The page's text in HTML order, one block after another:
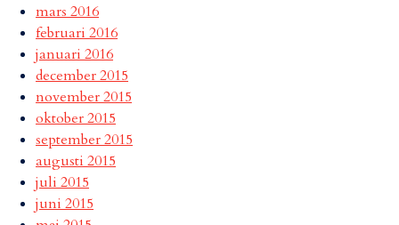
mars 2016
februari 2016
januari 2016
december 2015
november 2015
oktober 2015
september 2015
augusti 2015
juli 2015
juni 2015